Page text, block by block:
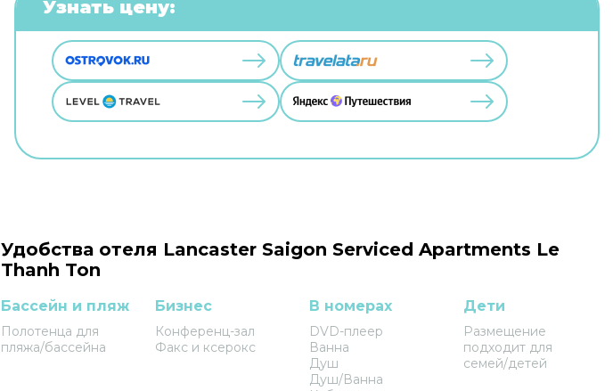
Узнать цену:
Удобства отеля Lancaster Saigon Serviced Apartments Le
Thanh Ton
Бассейн и пляж
Полотенца для
пляжа/бассейна
Бизнес
Конференц-зал
Факс и ксерокс
В номерах
DVD-плеер
Ванна
Душ
Душ/Ванна
Дети
Размещение
подходит для
семей/детей